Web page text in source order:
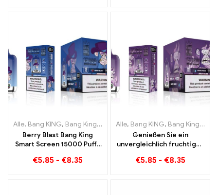
Alle, Bang KING, Bang King Smart Screen 15000 Puff ,Einweg-E-
Berry Blast Bang King
Smart Screen 15000 Puffs
neuen Generation
€5.85 - €8.35
Alle, Bang KING, Bang King Smart Screen 15000 Puff
Genießen Sie ein
unvergleichlich fruchtiges
Jelly Bang King Smart
€5.85 - €8.35